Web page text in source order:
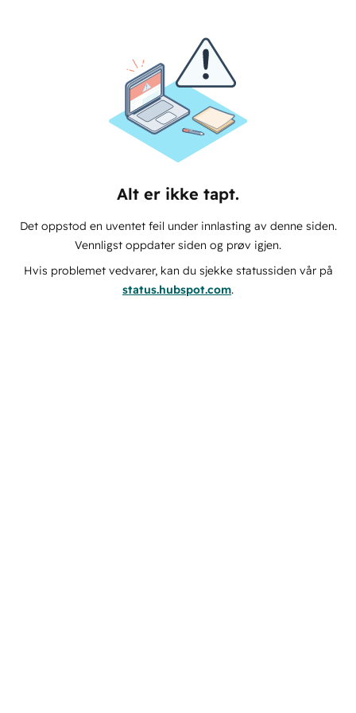
Alt er ikke tapt.
Det oppstod en uventet feil under innlasting av denne siden.
Vennligst oppdater siden og prøv igjen.
Hvis problemet vedvarer, kan du sjekke statussiden vår på
status.hubspot.com.